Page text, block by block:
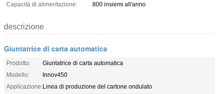
Capacità di alimentazione:
800 insiemi all'anno
descrizione
Giuntatrice di carta automatica
Prodotto:
Giuntatrice di carta automatica
Modello:
Innov450
Applicazione:Linea di produzione del cartone ondulato